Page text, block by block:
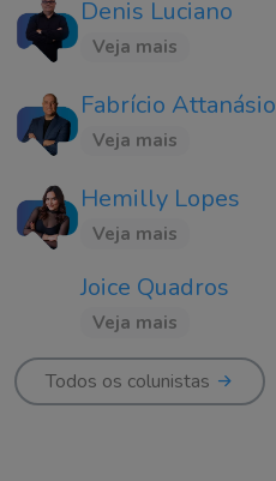
Denis Luciano
Veja mais
Fabrício Attanásio
Veja mais
Hemilly Lopes
Veja mais
Joice Quadros
Veja mais
Todos os colunistas